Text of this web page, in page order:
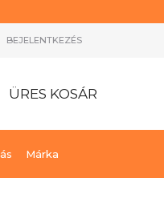
BEJELENTKEZÉS
ÜRES KOSÁR
Márka